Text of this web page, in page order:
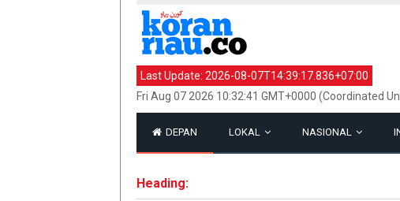
Last Update: 2026-08-07T14:39:17.836+07:00
Fri Aug 07 2026 10:32:41 GMT+0000 (Coordinated
DEPAN LOKAL NASIONAL
Heading: